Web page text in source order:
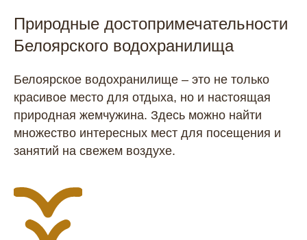
Природные достопримечательности
Белоярского водохранилища
Белоярское водохранилище – это не только
красивое место для отдыха, но и настоящая
природная жемчужина. Здесь можно найти
множество интересных мест для посещения и
занятий на свежем воздухе.